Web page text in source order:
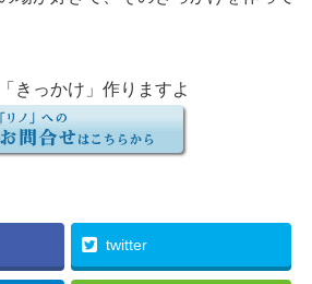
きっかけ」作りますよ
twitter